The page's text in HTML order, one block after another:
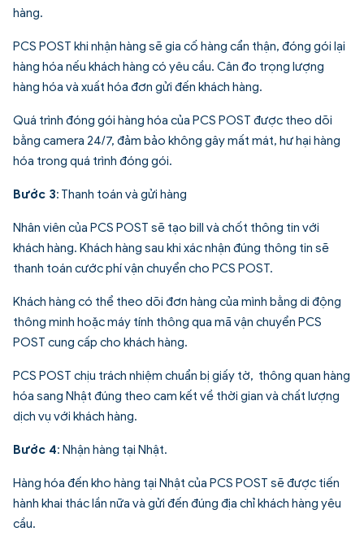
hàng.
PCS POST khi nhận hàng sẽ gia cố hàng cẩn thận, đóng gói lại
hàng hóa nếu khách hàng có yêu cầu. Cân đo trọng lượng
hàng hóa và xuất hóa đơn gửi đến khách hàng.
Quá trình đóng gói hàng hóa của PCS POST được theo dõi
bằng camera 24/7, đảm bảo không gây mất mát, hư hại hàng
hóa trong quá trình đóng gói.
Bước 3: Thanh toán và gửi hàng
Nhân viên của PCS POST sẽ tạo bill và chốt thông tin với
khách hàng. Khách hàng sau khi xác nhận đúng thông tin sẽ
thanh toán cước phí vận chuyển cho PCS POST.
Khách hàng có thể theo dõi đơn hàng của mình bằng di động
thông minh hoặc máy tính thông qua mã vận chuyển PCS
POST cung cấp cho khách hàng.
PCS POST chịu trách nhiệm chuẩn bị giấy tờ, thông quan hàng
hóa sang Nhật đúng theo cam kết về thời gian và chất lượng
dịch vụ với khách hàng.
Bước 4: Nhận hàng tại Nhật.
Hàng hóa đến kho hàng tại Nhật của PCS POST sẽ được tiến
hành khai thác lần nữa và gửi đến đúng địa chỉ khách hàng yêu
cầu.